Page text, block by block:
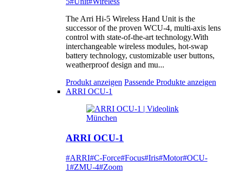
The Arri Hi-5 Wireless Hand Unit is the
successor of the proven WCU-4, multi-axis lens
control with state-of-the-art technology.With
interchangeable wireless modules, hot-swap
battery technology, customizable user buttons,
weatherproof design and mu...
Produkt anzeigen Passende Produkte anzeigen
ARRI OCU-1
ARRI OCU-1
#ARRI#C-Force#Focus#Iris#Motor#OCU-
1#ZMU-4#Zoom